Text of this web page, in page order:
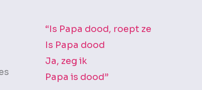
i
e
f
“Is Papa dood, roept ze
Is Papa dood
Ja, zeg ik
Papa is dood”